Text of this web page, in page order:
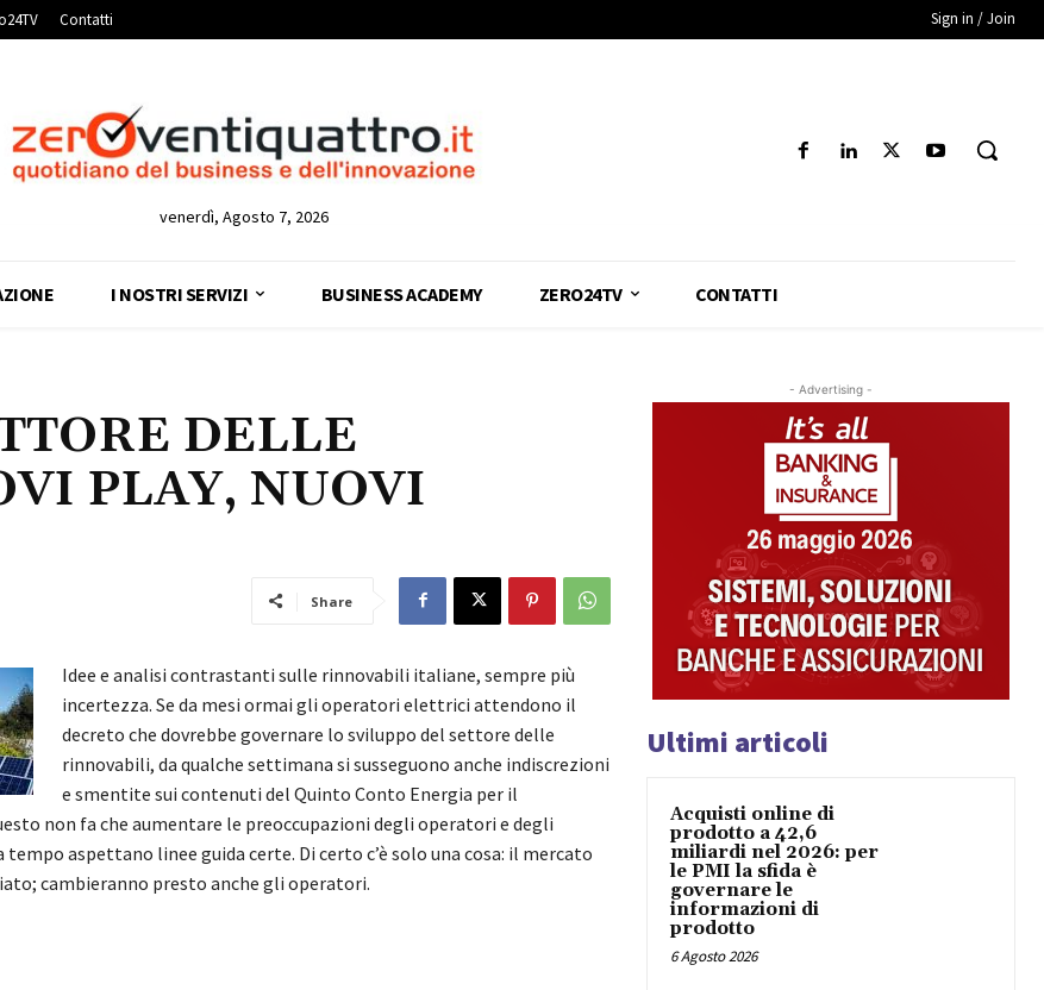
Contatti Sign in / Join
venerdì, Agosto 7, 2026
I NOSTRI SERVIZI BUSINESS ACADEMY ZERO24TV CONTATTI
DELLE
PLAY, NUOVI
Share
Idee e analisi contrastanti sulle rinnovabili italiane, sempre più
incertezza. Se da mesi ormai gli operatori elettrici attendono il
decreto che dovrebbe governare lo sviluppo del settore delle
rinnovabili, da qualche settimana si susseguono anche indiscrezioni
e smentite sui contenuti del Quinto Conto Energia per il
non fa che aumentare le preoccupazioni degli operatori e degli
aspettano linee guida certe. Di certo c’è solo una cosa: il mercato
cambieranno presto anche gli operatori.
- Advertising -
Ultimi articoli
Acquisti online di
prodotto a 42,6
miliardi nel 2026: per
le PMI la sfida è
governare le
informazioni di
prodotto
6 Agosto 2026